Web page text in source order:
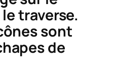
traverse.
sont
de